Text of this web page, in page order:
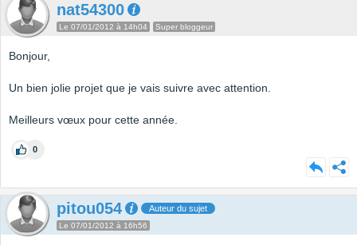
nat54300
Le 07/01/2012 à 14h04 Super bloggeur
Bonjour,
Un bien jolie projet que je vais suivre avec attention.
Meilleurs vœux pour cette année.
0
pitou054 Auteur du sujet
Le 07/01/2012 à 16h56